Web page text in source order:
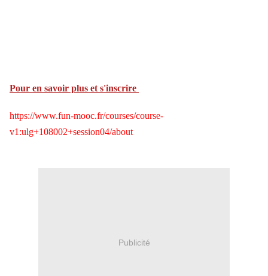
Pour en savoir plus et s'inscrire
https://www.fun-mooc.fr/courses/course-
v1:ulg+108002+session04/about
Publicité